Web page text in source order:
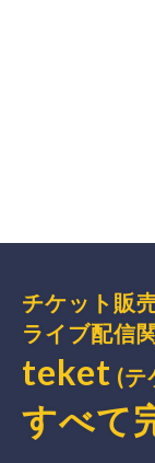
チケット販
ライブ配信
teket (テ
すべて